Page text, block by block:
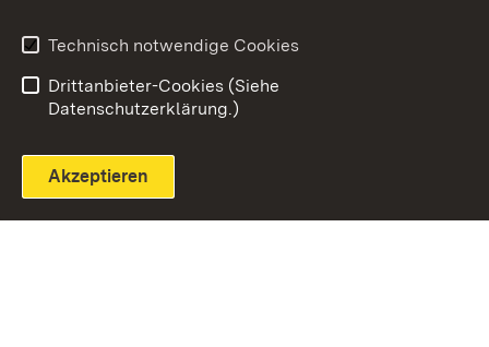
Technisch notwendige Cookies
Drittanbieter-Cookies (Siehe
Datenschutzerklärung.)
Akzeptieren